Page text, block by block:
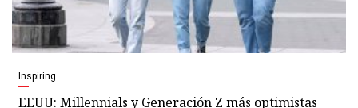
Inspiring
EEUU: Millennials y Generación Z más optimistas